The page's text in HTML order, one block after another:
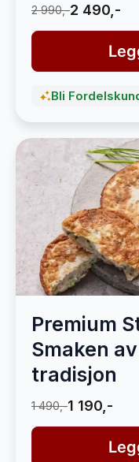
2 990,-2 490,-
Bli
Premium
Smaken
tradisjon
1 490,-1 190,-